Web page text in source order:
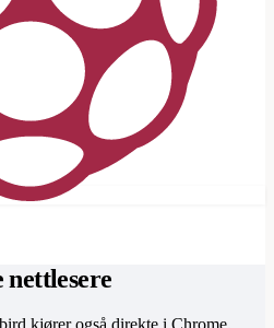
nettlesere
kjører også direkte i Chrome,